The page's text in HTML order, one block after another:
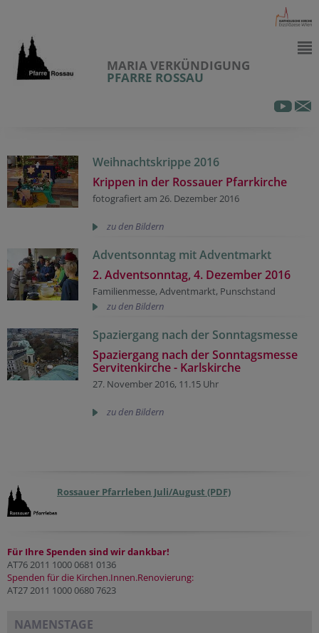
MARIA VERKÜNDIGUNG
PFARRE ROSSAU
Weihnachtskrippe 2016
Krippen in der Rossauer Pfarrkirche
fotografiert am 26. Dezember 2016
zu den Bildern
Adventsonntag mit Adventmarkt
2. Adventsonntag, 4. Dezember 2016
Familienmesse, Adventmarkt, Punschstand
zu den Bildern
Spaziergang nach der Sonntagsmesse
Spaziergang nach der Sonntagsmesse
Servitenkirche - Karlskirche
27. November 2016, 11.15 Uhr
zu den Bildern
Rossauer Pfarrleben Juli/August (PDF)
Für Ihre Spenden sind wir dankbar!
AT76 2011 1000 0681 0136
Spenden für die Kirchen.Innen.Renovierung:
AT27 2011 1000 0680 7623
NAMENSTAGE